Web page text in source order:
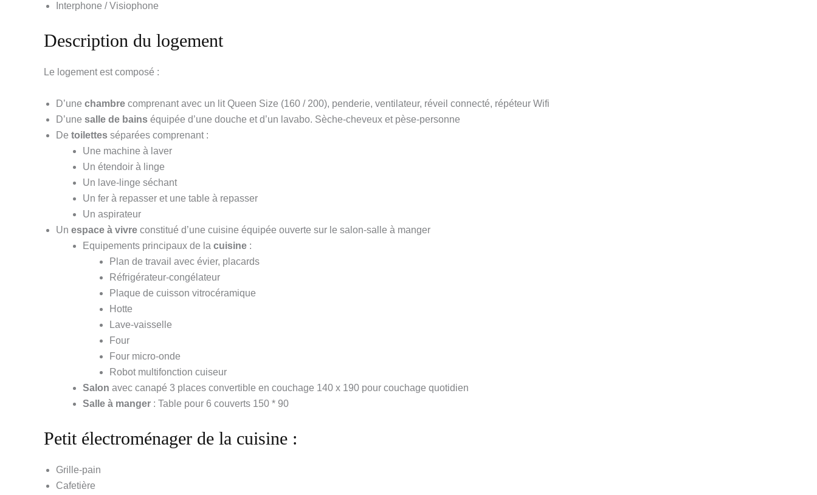
Interphone / Visiophone
Description du logement
Le logement est composé :
D’une chambre comprenant avec un lit Queen Size (160 / 200), penderie, ventilateur, réveil connecté, répéteur Wifi
D’une salle de bains équipée d’une douche et d’un lavabo. Sèche-cheveux et pèse-personne
De toilettes séparées comprenant :
Une machine à laver
Un étendoir à linge
Un lave-linge séchant
Un fer à repasser et une table à repasser
Un aspirateur
Un espace à vivre constitué d’une cuisine équipée ouverte sur le salon-salle à manger
Equipements principaux de la cuisine :
Plan de travail avec évier, placards
Réfrigérateur-congélateur
Plaque de cuisson vitrocéramique
Hotte
Lave-vaisselle
Four
Four micro-onde
Robot multifonction cuiseur
Salon avec canapé 3 places convertible en couchage 140 x 190 pour couchage quotidien
Salle à manger : Table pour 6 couverts 150 * 90
Petit électroménager de la cuisine :
Grille-pain
Cafetière